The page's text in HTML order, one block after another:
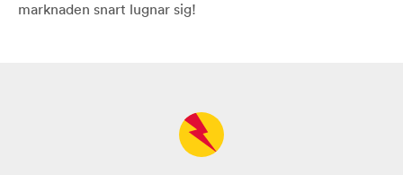
marknaden snart lugnar sig!